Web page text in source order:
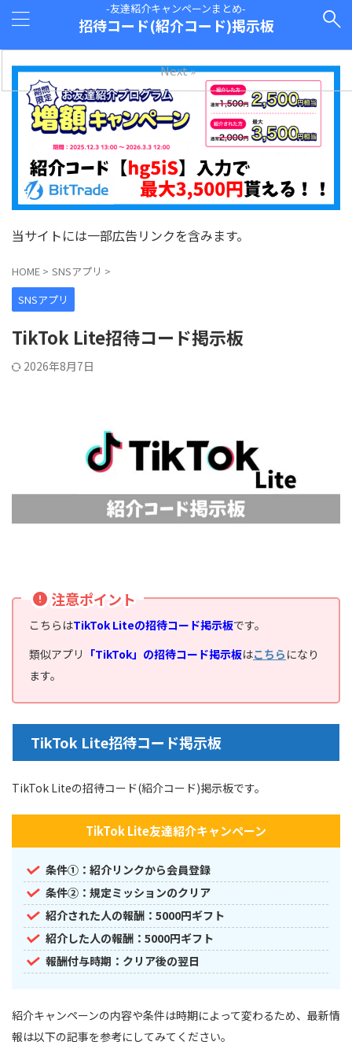
-友達紹介キャンペーンまとめ-
招待コード(紹介コード)掲示板
当サイトには一部広告リンクを含みます。
HOME > SNSアプリ >
SNSアプリ
TikTok Lite招待コード掲示板
2026年8月7日
注意ポイント
こちらはTikTok Liteの招待コード掲示板です。
類似アプリ 「TikTok」の招待コード掲示板はこちら になり
ます。
TikTok Lite招待コード掲示板
TikTok Liteの招待コード(紹介コード)掲示板です。
TikTok Lite友達紹介キャンペーン
条件①：紹介リンクから会員登録
条件②：規定ミッションのクリア
紹介された人の報酬：5000円ギフト
紹介した人の報酬：5000円ギフト
報酬付与時期：クリア後の翌日
紹介キャンペーンの内容や条件は時期によって変わるため、最新情
報は以下の記事を参考にしてみてください。
Next »